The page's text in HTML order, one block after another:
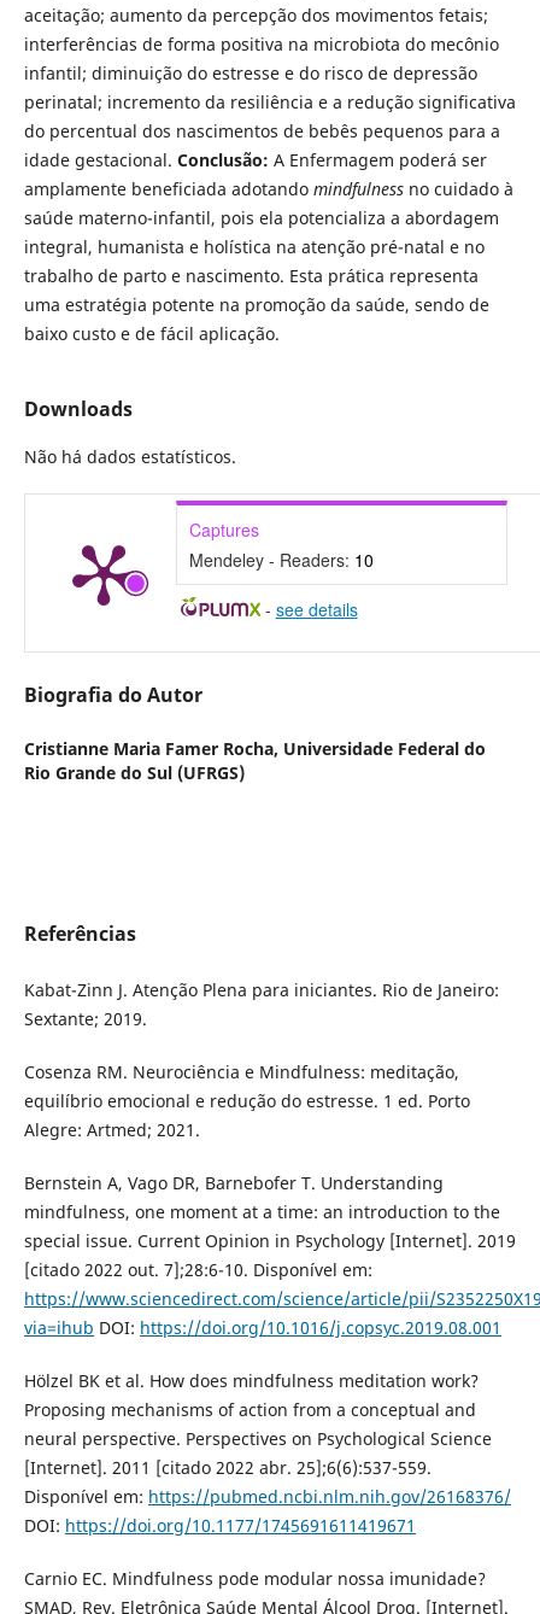
aceitação; aumento da percepção dos movimentos fetais;
interferências de forma positiva na microbiota do mecônio
infantil; diminuição do estresse e do risco de depressão
perinatal; incremento da resiliência e a redução significativa
do percentual dos nascimentos de bebês pequenos para a
idade gestacional. Conclusão: A Enfermagem poderá ser
amplamente beneficiada adotando mindfulnessno cuidado à
saúde materno-infantil, pois ela potencializa a abordagem
integral, humanista e holística na atenção pré-natal e no
trabalho de parto e nascimento. Esta prática representa
uma estratégia potente na promoção da saúde, sendo de
baixo custo e de fácil aplicação.
Downloads
Não há dados estatísticos.
Captures
Mendeley - Readers: 10
- see details
Biografia do Autor
Cristianne Maria Famer Rocha, Universidade Federal do
Rio Grande do Sul (UFRGS)
Referências
Kabat-Zinn J. Atenção Plena para iniciantes. Rio de Janeiro:
Sextante; 2019.
Cosenza RM. Neurociência e Mindfulness: meditação,
equilíbrio emocional e redução do estresse. 1 ed. Porto
Alegre: Artmed; 2021.
Bernstein A, Vago DR, Barnebofer T. Understanding
mindfulness, one moment at a time: an introduction to the
special issue. Current Opinion in Psychology [Internet]. 2019
[citado 2022 out. 7];28:6-10. Disponível em:
https://www.sciencedirect.com/science/article/pii/
via=ihub DOI: https://doi.org/10.1016/j.copsyc.2019.08.001
Hölzel BK et al. How does mindfulness meditation work?
Proposing mechanisms of action from a conceptual and
neural perspective. Perspectives on Psychological Science
[Internet]. 2011 [citado 2022 abr. 25];6(6):537-559.
Disponível em: https://pubmed.ncbi.nlm.nih.gov/26168376/
DOI: https://doi.org/10.1177/1745691611419671
Carnio EC. Mindfulness pode modular nossa imunidade?
SMAD, Rev. Eletrônica Saúde Mental Álcool Drog. [Internet].